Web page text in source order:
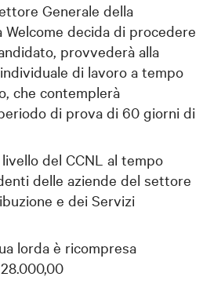
Generale della
Welcome decida di procedere
provvederà alla
di lavoro a tempo
che contemplerà
di prova di 60 giorni di
del CCNL al tempo
delle aziende del settore
e dei Servizi
lorda è ricompresa